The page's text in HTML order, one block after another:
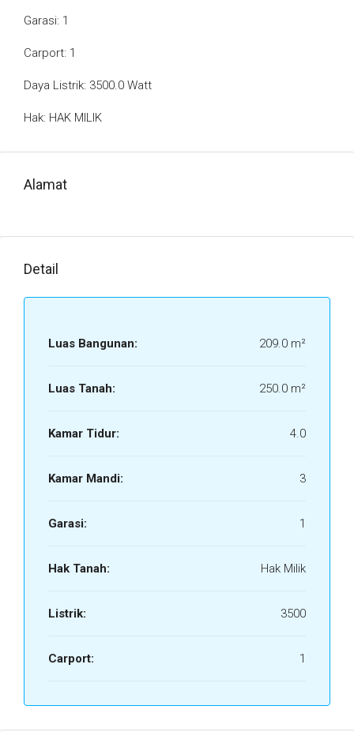
Garasi: 1
Carport: 1
Daya Listrik: 3500.0 Watt
Hak: HAK MILIK
Alamat
Detail
Luas Bangunan: 209.0 m²
Luas Tanah: 250.0 m²
Kamar Tidur: 4.0
Kamar Mandi: 3
Garasi: 1
Hak Tanah: Hak Milik
Listrik: 3500
Carport: 1